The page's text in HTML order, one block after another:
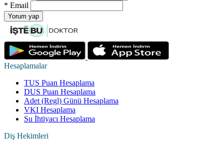
* Email
Yorum yap
Hesaplamalar
TUS Puan Hesaplama
DUS Puan Hesaplama
Adet (Regl) Günü Hesaplama
VKI Hesaplama
Su İhtiyacı Hesaplama
Diş Hekimleri